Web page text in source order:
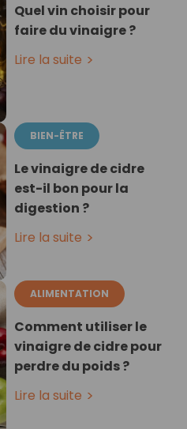
Quel vin choisir pour
faire du vinaigre ?
Lire la suite
BIEN-ÊTRE
Le vinaigre de cidre
est-il bon pour la
digestion ?
Lire la suite
ALIMENTATION
Comment utiliser le
vinaigre de cidre pour
perdre du poids ?
Lire la suite